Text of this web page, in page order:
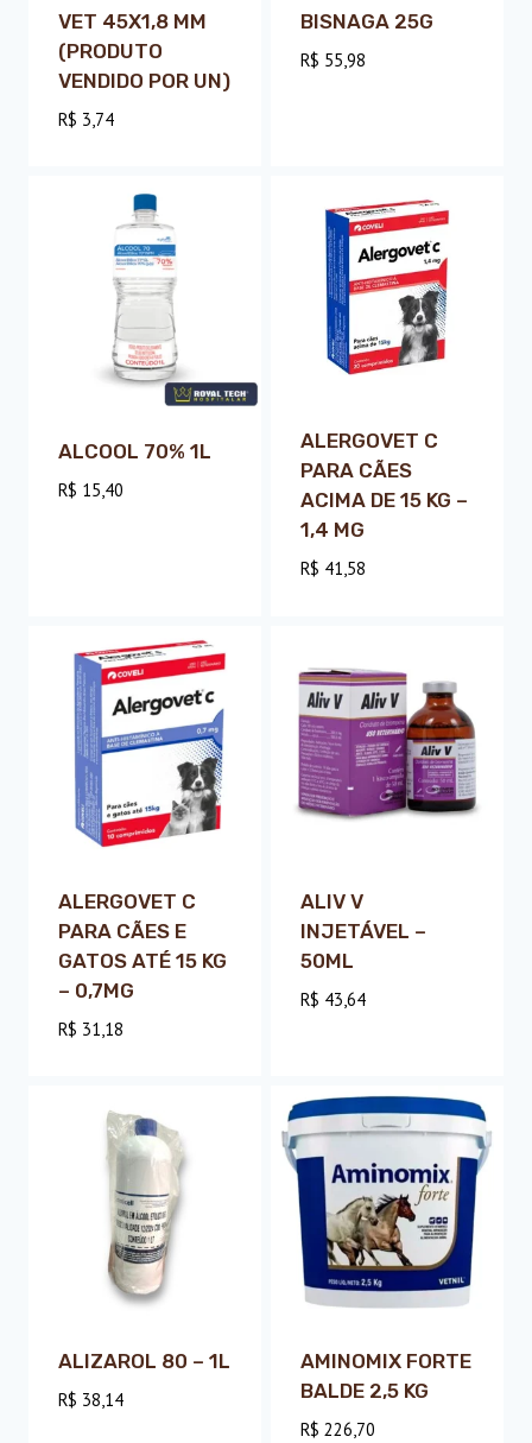
VET 45X1,8 MM
(PRODUTO
VENDIDO POR UN)
R$ 3,74
BISNAGA 25G
R$ 55,98
ALCOOL 70% 1L
R$ 15,40
ALERGOVET C
PARA CÃES
ACIMA DE 15 KG –
1,4 MG
R$ 41,58
ALERGOVET C
PARA CÃES E
GATOS ATÉ 15 KG
– 0,7MG
R$ 31,18
ALIV V
INJETÁVEL –
50ML
R$ 43,64
ALIZAROL 80 – 1L
R$ 38,14
AMINOMIX FORTE
BALDE 2,5 KG
R$ 226,70